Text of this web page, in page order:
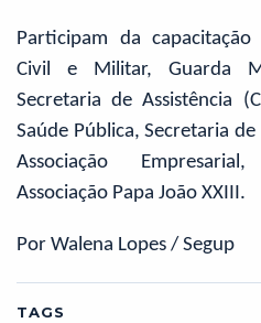
Participam da capacitação
Civil e Militar, Guarda
Secretaria de Assistência
Saúde Pública, Secretaria
Associação
Associação Papa João XXIII.
Por Walena Lopes / Segup
TAGS